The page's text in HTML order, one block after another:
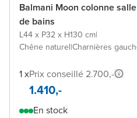
Balmani Moon colonne salle
de bains
L44 x P32 x H130 cm|
Chêne naturel|Charnières
1 xPrix conseillé 2.700,-
1.410,-
En stock